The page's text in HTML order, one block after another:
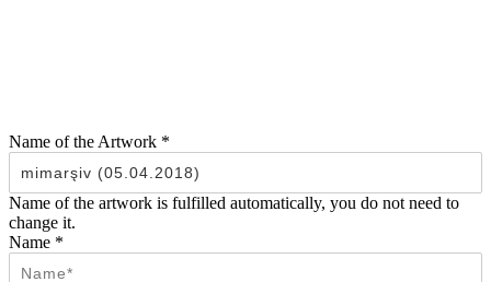
Name of the Artwork *
Name of the artwork is fulfilled automatically, you do not need to
change it.
Name *